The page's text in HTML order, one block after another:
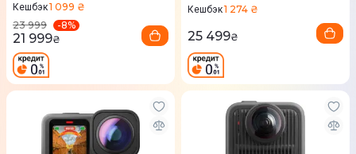
Кешбэк1 099 ₴
23 999
-8%
21 999₴
Кешбэк1 274 ₴
25 499₴